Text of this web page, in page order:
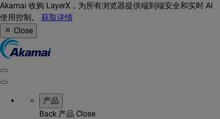
Akamai 收购 LayerX，为所有浏览器提供端到端安全和实时 AI
使用控制。 获取详情
Close
产品
Back 产品 Close